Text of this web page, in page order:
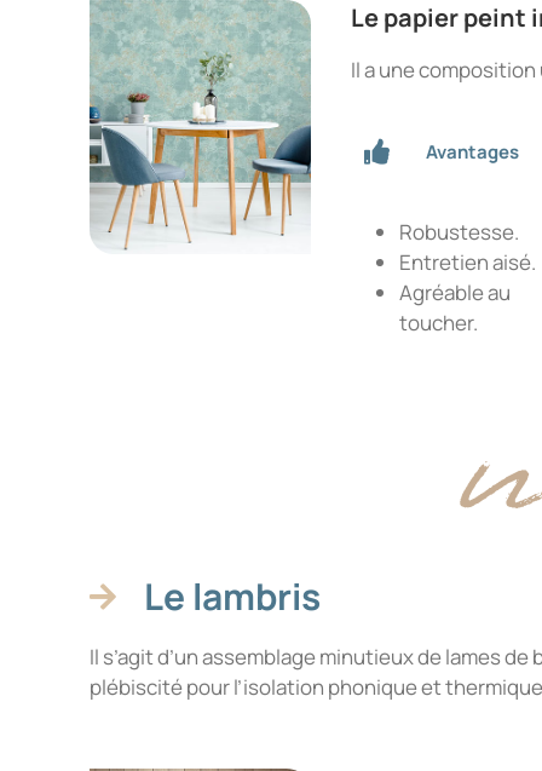
Le papier peint
Il a une
Avantages
Robustesse.
Entretien aisé.
Agréable au
toucher.
Le lambris
Il s’agit d’un assemblage minutieux de lames
plébiscité pour l’isolation phonique et